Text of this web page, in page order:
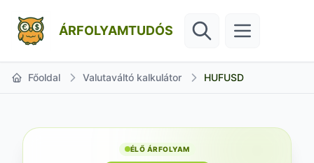
ÁRFOLYAMTUDÓS
Főoldal Valutaváltó kalkulátor HUFUSD
ÉLŐ ÁRFOLYAM